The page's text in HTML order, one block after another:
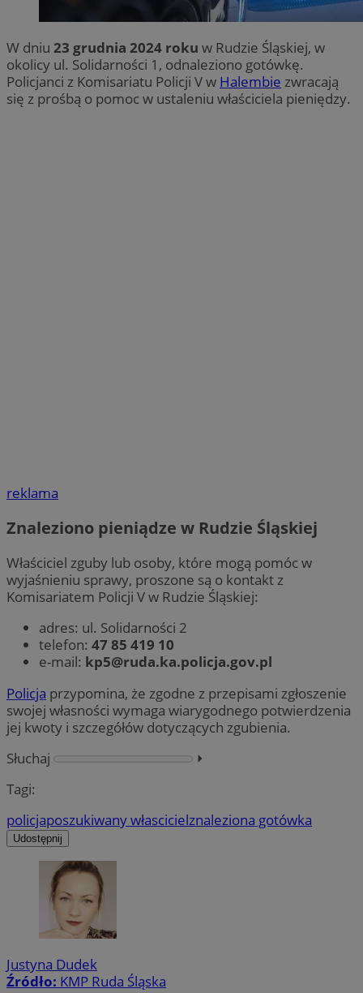
W dniu 23 grudnia 2024 roku w Rudzie Śląskiej, w
okolicy ul. Solidarności 1, odnaleziono gotówkę.
Policjanci z Komisariatu Policji V w Halembie zwracają
się z prośbą o pomoc w ustaleniu właściciela pieniędzy.
reklama
Znaleziono pieniądze w Rudzie Śląskiej
Właściciel zguby lub osoby, które mogą pomóc w
wyjaśnieniu sprawy, proszone są o kontakt z
Komisariatem Policji V w Rudzie Śląskiej:
adres: ul. Solidarności 2
telefon: 47 85 419 10
e-mail: kp5@ruda.ka.policja.gov.pl
Policja przypomina, że zgodne z przepisami zgłoszenie
swojej własności wymaga wiarygodnego potwierdzenia
jej kwoty i szczegółów dotyczących zgubienia.
Słuchaj
⏵︎
Tagi:
policjaposzukiwany włascicielznaleziona gotówka
Udostępnij
Justyna Dudek
Źródło: KMP Ruda Śląska